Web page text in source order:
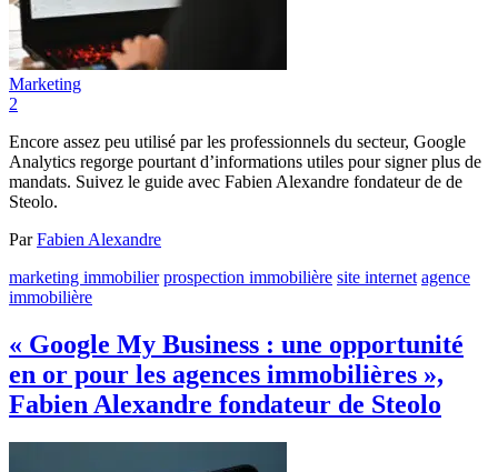
Marketing
2
Encore assez peu utilisé par les professionnels du secteur, Google
Analytics regorge pourtant d’informations utiles pour signer plus de
mandats. Suivez le guide avec Fabien Alexandre fondateur de de
Steolo.
ParFabien Alexandre
marketing immobilier prospection immobilière site internet agence
immobilière
« Google My Business : une opportunité
en or pour les agences immobilières »,
Fabien Alexandre fondateur de Steolo